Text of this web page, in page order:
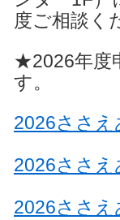
度ご相談く
★2026年度
す。
2026ささえ
2026ささえ
2026ささえ